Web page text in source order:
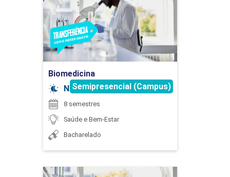
Biomedicina
Noturno
Semipresencial (Campus)
8 semestres
Saúde e Bem-Estar
Bacharelado
Detalhes do curso
Ir para Inscrição